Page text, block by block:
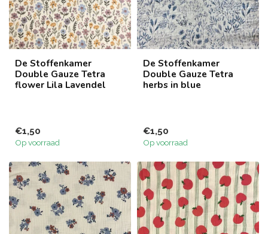
De Stoffenkamer
Double Gauze Tetra
flower Lila Lavendel
€1,50
Op voorraad
De Stoffenkamer
Double Gauze Tetra
herbs in blue
€1,50
Op voorraad